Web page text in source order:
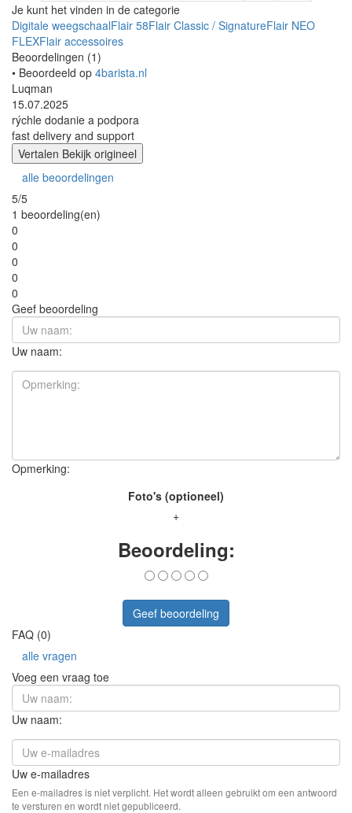
Je kunt het vinden in de categorie
Digitale weegschaalFlair 58Flair Classic / SignatureFlair NEO
FLEXFlair accessoires
Beoordelingen (1)
• Beoordeeld op 4barista.nl
Luqman
15.07.2025
rýchle dodanie a podpora
fast delivery and support
Vertalen Bekijk origineel
alle beoordelingen
5/5
1 beoordeling(en)
0
0
0
0
0
Geef beoordeling
Uw naam:
Opmerking:
Foto's (optioneel)
+
Beoordeling:
Geef beoordeling
FAQ (0)
alle vragen
Voeg een vraag toe
Uw naam:
Uw e-mailadres
Een e-mailadres is niet verplicht. Het wordt alleen gebruikt om een antwoord
te versturen en wordt niet gepubliceerd.